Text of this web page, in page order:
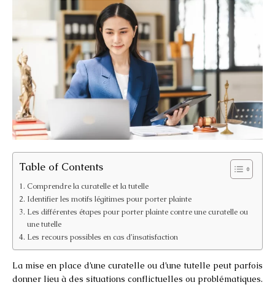
Table of Contents
Comprendre la curatelle et la tutelle
Identifier les motifs légitimes pour porter plainte
Les différentes étapes pour porter plainte contre une curatelle ou
une tutelle
Les recours possibles en cas d’insatisfaction
La mise en place d’une curatelle ou d’une tutelle peut parfois
donner lieu à des situations conflictuelles ou problématiques.